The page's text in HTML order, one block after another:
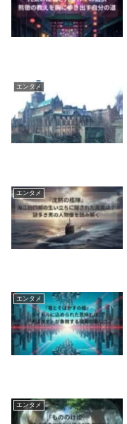
エンタメ
エンタメ
エンタメ
エンタメ